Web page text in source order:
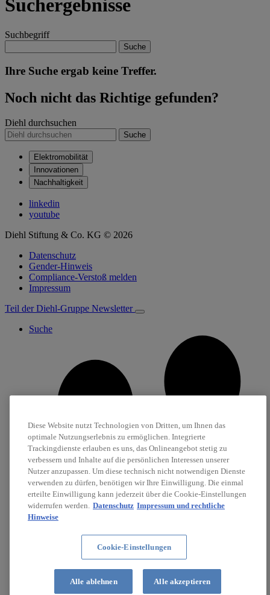
Suchergebnisse
Suchbegriff
Suche
Ihre Suche ergab keine Treffer.
Noch nicht das Richtige gefunden?
Diehl durchsuchen
Suche
Elektromobilität
Innovationen
Nachhaltigkeit
linkedin
youtube
Diehl Stiftung & Co. KG © 2026
Datenschutz
Gender-Hinweis
Compliance-Verstoß melden
Impressum
Teil der Diehl-Gruppe Newsletter
Suche
Diese Website nutzt Technologien von Dritten, um Ihnen das
optimale Nutzungserlebnis zu ermöglichen. Integrierte
Trackingdienste erlauben es uns, das Onlineangebot stetig zu
verbessern und Inhalte auf die persönlichen Interessen unserer
Nutzer anzupassen. Um diese technisch nicht notwendigen Dienste
verwenden zu dürfen, benötigen wir Ihre Einwilligung. Die einmal
erteilte Einwilligung kann jederzeit über die Cookie-Einstellungen
widerrufen werden. Datenschutz Impressum und rechtliche
Hinweise
Cookie-Einstellungen
Alle ablehnen Alle akzeptieren